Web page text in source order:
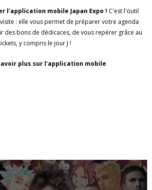
l'application mobile Japan Expo ! C'est l'outil
: elle vous permet de préparer votre agenda
des bons de dédicaces, de vous repérer grâce au
y compris le jour J !
plus sur l'application mobile